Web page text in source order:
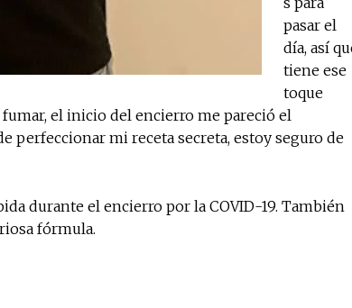
pasar el
día, así
tiene ese
toque
el inicio del encierro me pareció el
perfeccionar mi receta secreta, estoy seguro de
durante el encierro por la COVID-19. También
fórmula.